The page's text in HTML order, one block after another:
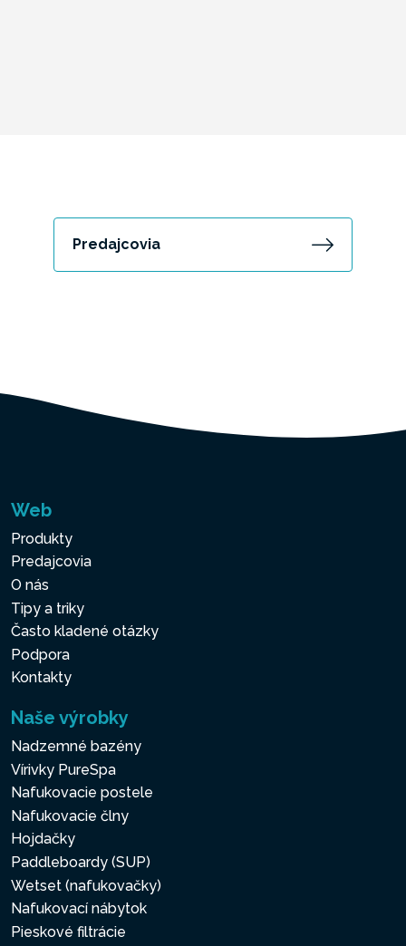
Predajcovia
Web
Produkty
Predajcovia
O nás
Tipy a triky
Často kladené otázky
Podpora
Kontakty
Naše výrobky
Nadzemné bazény
Vírivky PureSpa
Nafukovacie postele
Nafukovacie člny
Hojdačky
Paddleboardy (SUP)
Wetset (nafukovačky)
Nafukovací nábytok
Pieskové filtrácie